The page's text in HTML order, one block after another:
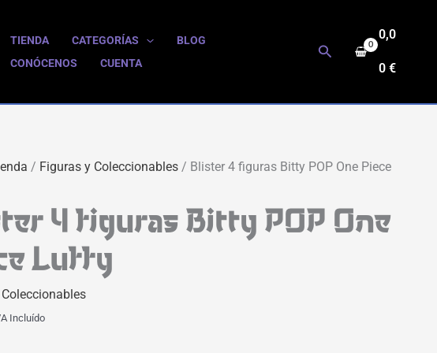
TIENDA CATEGORÍAS
BLOG
CONÓCENOS
CUENTA
Buscar
0,0
0€
/ Figuras y Coleccionables / Blister 4 figuras Bitty POP One Piece
4 figuras Bitty POP One
Luffy
Incluído